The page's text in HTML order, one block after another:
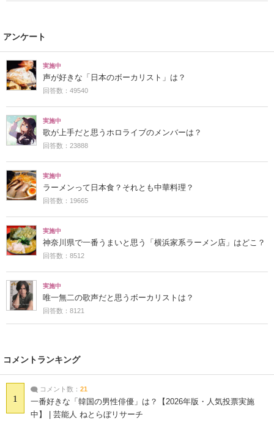
アンケート
実施中
声が好きな「日本のボーカリスト」は？
回答数：49540
実施中
歌が上手だと思うホロライブのメンバーは？
回答数：23888
実施中
ラーメンって日本食？それとも中華料理？
回答数：19665
実施中
神奈川県で一番うまいと思う「横浜家系ラーメン店」はどこ？
回答数：8512
実施中
唯一無二の歌声だと思うボーカリストは？
回答数：8121
コメントランキング
1
コメント数： 21
一番好きな「韓国の男性俳優」は？【2026年版・人気投票実施
中】 | 芸能人 ねとらぼリサーチ